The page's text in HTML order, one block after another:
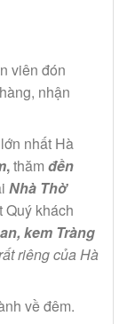
viên đón
nhận
nhất Hà
,thăm đền
Nhà Thờ
Quý khách
kem Tràng
riêng của Hà
về đêm.